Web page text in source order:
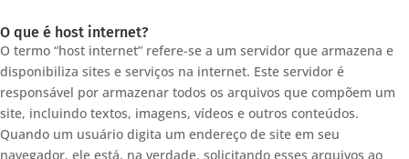
O que é host internet?
O termo “host internet” refere-se a um servidor que armazena e
disponibiliza sites e serviços na internet. Este servidor é
responsável por armazenar todos os arquivos que compõem um
site, incluindo textos, imagens, vídeos e outros conteúdos.
Quando um usuário digita um endereço de site em seu
navegador, ele está, na verdade, solicitando esses arquivos ao